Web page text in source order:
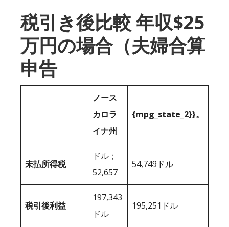
税引き後比較 年収$25
万円の場合（夫婦合算
申告
ノース
カロラ
イナ州
{mpg_state_2}}。
未払所得税
ドル；
52,657
54,749ドル
税引後利益
197,343
ドル
195,251ドル